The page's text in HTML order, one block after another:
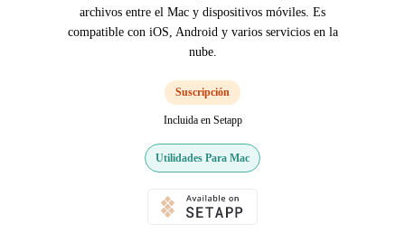
archivos entre el Mac y dispositivos móviles. Es
compatible con iOS, Android y varios servicios en la
nube.
Suscripción
Incluida en Setapp
Utilidades Para Mac